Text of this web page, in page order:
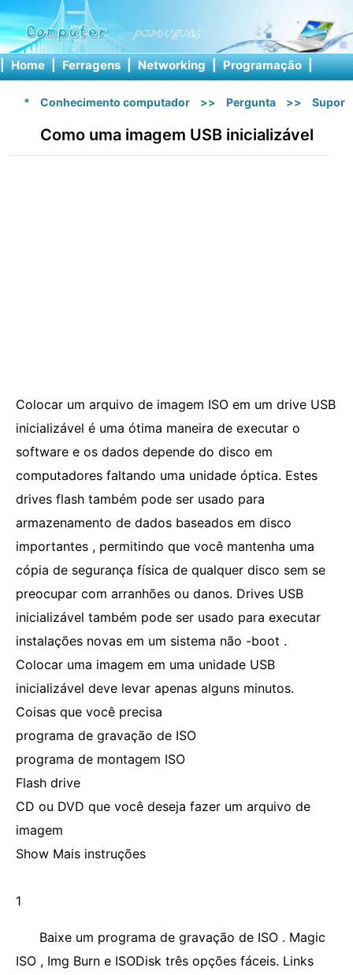
| Home | Ferragens | Networking | Programação |
* Conhecimento computador >> Pergunta >>
Como uma imagem USB inicializável
Colocar um arquivo de imagem ISO em um drive USB
inicializável é uma ótima maneira de executar o
software e os dados depende do disco em
computadores faltando uma unidade óptica. Estes
drives flash também pode ser usado para
armazenamento de dados baseados em disco
importantes , permitindo que você mantenha uma
cópia de segurança física de qualquer disco sem se
preocupar com arranhões ou danos. Drives USB
inicializável também pode ser usado para executar
instalações novas em um sistema não -boot .
Colocar uma imagem em uma unidade USB
inicializável deve levar apenas alguns minutos.
Coisas que você precisa
programa de gravação de ISO
programa de montagem ISO
Flash drive
CD ou DVD que você deseja fazer um arquivo de
imagem
Show Mais instruções
1
Baixe um programa de gravação de ISO . Magic
ISO , Img Burn e ISODisk três opções fáceis. Links